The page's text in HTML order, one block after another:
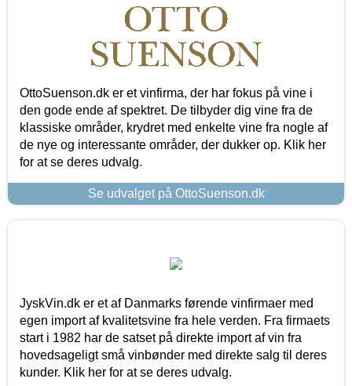
OttoSuenson.dk er et vinfirma, der har fokus på vine i
den gode ende af spektret. De tilbyder dig vine fra de
klassiske områder, krydret med enkelte vine fra nogle af
de nye og interessante områder, der dukker op. Klik her
for at se deres udvalg.
Se udvalget på OttoSuenson.dk
JyskVin.dk er et af Danmarks førende vinfirmaer med
egen import af kvalitetsvine fra hele verden. Fra firmaets
start i 1982 har de satset på direkte import af vin fra
hovedsageligt små vinbønder med direkte salg til deres
kunder. Klik her for at se deres udvalg.